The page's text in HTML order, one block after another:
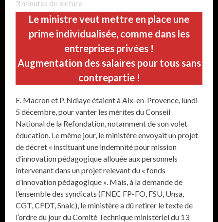
3 minutes de lecture
Le ministre veut mettre en place une
prime individualisée, comme dans les
entreprises privées !
Augmentation des salaires pour tous sans
contrepartie !
E. Macron et P. Ndiaye étaient à Aix-en-Provence, lundi
5 décembre, pour vanter les mérites du Conseil
National de la Refondation, notamment de son volet
éducation. Le même jour, le ministère envoyait un projet
de décret « instituant une indemnité pour mission
d’innovation pédagogique allouée aux personnels
intervenant dans un projet relevant du « fonds
d’innovation pédagogique ». Mais, à la demande de
l’ensemble des syndicats (FNEC FP-FO, FSU, Unsa,
CGT, CFDT, Snalc), le ministère a dû retirer le texte de
l’ordre du jour du Comité Technique ministériel du 13